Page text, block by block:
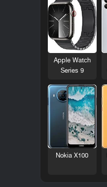
Apple Watch
Series 9
Nokia X100